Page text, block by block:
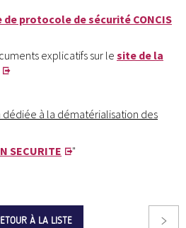
de protocole de sécurité CONCIS
explicatifs sur le site de la
à la dématérialisation des
SECURITE "
À LA LISTE